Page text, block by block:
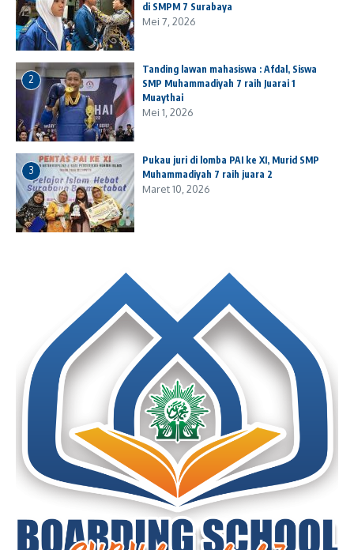
di SMPM 7 Surabaya
Mei 7, 2026
2
Tanding lawan mahasiswa : Afdal, Siswa
SMP Muhammadiyah 7 raih Juarai 1
Muaythai
Mei 1, 2026
3
Pukau juri di lomba PAI ke XI, Murid SMP
Muhammadiyah 7 raih juara 2
Maret 10, 2026